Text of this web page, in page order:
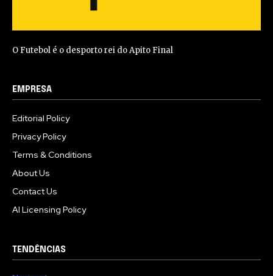
O Futebol é o desporto rei do Apito Final
EMPRESA
Editorial Policy
Privacy Policy
Terms & Conditions
About Us
Contact Us
AI Licensing Policy
TENDÊNCIAS